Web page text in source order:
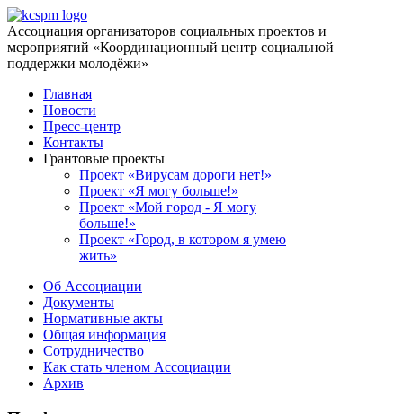
Ассоциация организаторов социальных проектов и
мероприятий «Координационный центр социальной
поддержки молодёжи»
Главная
Новости
Пресс-центр
Контакты
Грантовые проекты
Проект «Вирусам дороги нет!»
Проект «Я могу больше!»
Проект «Мой город - Я могу
больше!»
Проект «Город, в котором я умею
жить»
Об Ассоциации
Документы
Нормативные акты
Общая информация
Сотрудничество
Как стать членом Ассоциации
Архив